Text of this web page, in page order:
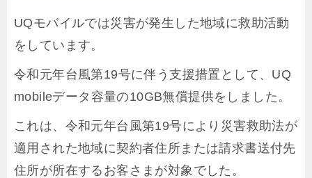
UQモバイルでは災害が発生した地域に救助活動
をしています。
令和元年台風第19号に伴う支援措置として、UQ
mobileデータ容量の10GB無償提供をしました。
これは、令和元年台風第19号により災害救助法が
適用された地域に契約者住所または請求書送付先
住所が所在するお客さまが対象でした。